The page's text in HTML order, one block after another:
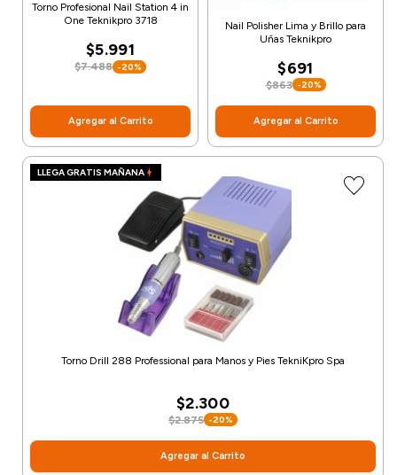
Torno Profesional Nail Station 4 in
One Teknikpro 3718
$5.991
$7.488 -20%
Agregar al Carrito
Nail Polisher Lima y Brillo para
Uñas Teknikpro
$691
$863 -20%
Agregar al Carrito
LLEGA GRATIS MAÑANA
Torno Drill 288 Professional para Manos y Pies TekniKpro Spa
$2.300
$2.875 -20%
Agregar al Carrito